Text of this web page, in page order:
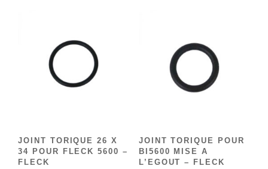
JOINT TORIQUE 26 X
34 POUR FLECK 5600 –
FLECK
JOINT TORIQUE POUR
BI5600 MISE A
L’EGOUT – FLECK